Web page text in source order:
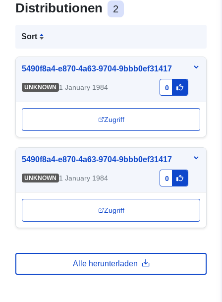
Distributionen 2
Sort
5490f8a4-e870-4a63-9704-9bbb0ef31417
UNKNOWN 1 January 1984 0
Zugriff
5490f8a4-e870-4a63-9704-9bbb0ef31417
UNKNOWN 1 January 1984 0
Zugriff
Alle herunterladen